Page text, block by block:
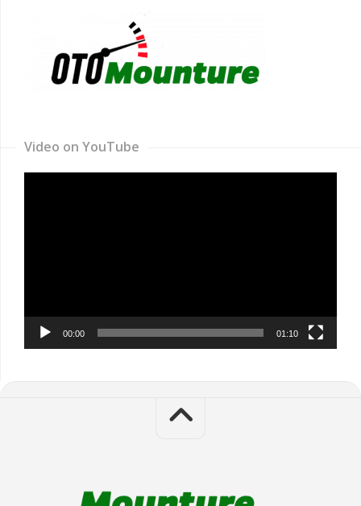
Video on YouTube
00:00 01:10